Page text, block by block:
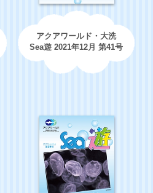
アクアワールド・大洗
Sea遊 2021年12月 第41号